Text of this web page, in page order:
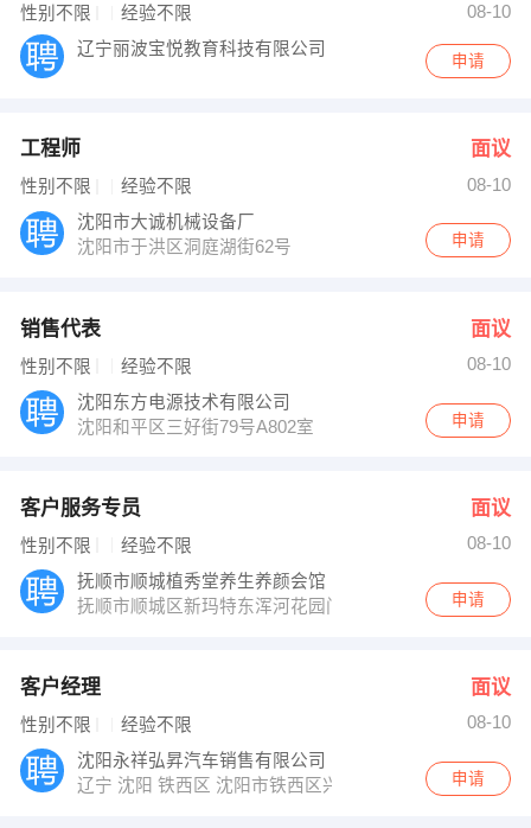
性别不限 经验不限
08-10
辽宁丽波宝悦教育科技有限公司
申请
工程师 面议
性别不限 经验不限
08-10
沈阳市大诚机械设备厂
沈阳市于洪区洞庭湖街62号
申请
销售代表 面议
性别不限 经验不限
08-10
沈阳东方电源技术有限公司
沈阳和平区三好街79号A802室
申请
客户服务专员 面议
性别不限 经验不限
08-10
抚顺市顺城植秀堂养生养颜会馆
抚顺市顺城区新玛特东浑河花园门市
申请
客户经理 面议
性别不限 经验不限
08-10
沈阳永祥弘昇汽车销售有限公司
辽宁 沈阳 铁西区 沈阳市铁西区兴华北街18号
申请